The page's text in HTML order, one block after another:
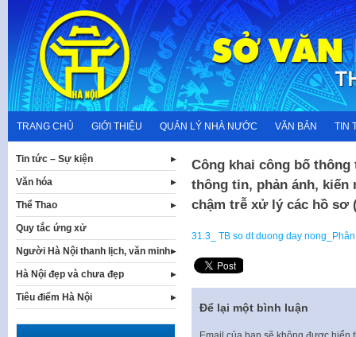
content
TRANG CHỦ GIỚI THIỆU QUẢN LÝ NHÀ NƯỚC VĂN BẢN TIN
Công khai công bố
thông tin, phản ánh, kiến
chậm trễ xử lý các hồ sơ
31.3_ TB so dt duong day
Để lại một bình luận
Tin tức – Sự kiện
Văn hóa
Thể Thao
Quy tắc ứng xử
Người Hà Nội thanh lịch, văn minh
Hà Nội đẹp và chưa đẹp
Tiêu điểm Hà Nội